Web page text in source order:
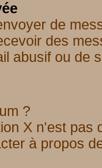
de
des
abusif ou de
?
X n'est pas
à propos